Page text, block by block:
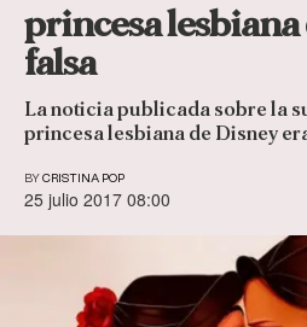
princesa lesbiana
falsa
La noticia publicada sobre la
princesa lesbiana de Disney
BY CRISTINA POP
25 julio 2017 08:00